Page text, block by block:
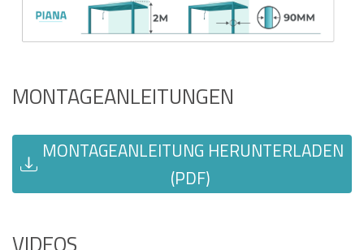
MONTAGEANLEITUNGEN
MONTAGEANLEITUNG HERUNTERLADEN
(PDF)